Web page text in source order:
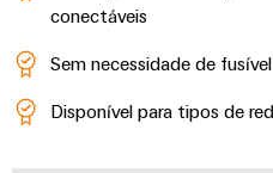
conectáveis
Sem necessidade de
Disponível para tipos de